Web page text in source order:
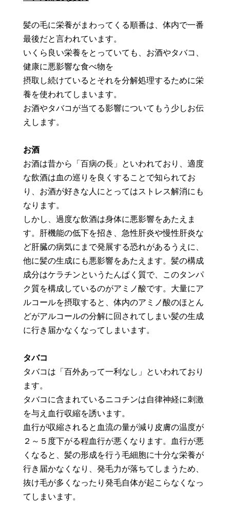
髪の毛に栄養がまわってくる順番は、体内で一番
最後だと言われています。
いくら良い栄養をとっていても、お酒やタバコ、
健康に悪影響な食べ物を
摂取し続けているとそれを分解処理するために栄
養を使われてしまいます。
お酒やタバコが当てる影響についてもう少しお伝
えします。
お酒
お酒は昔から「百病の長」といわれており、適度
な飲酒は血の巡りを良くすることで知られてお
り、お酒が好きな人にとってはストレス解消にも
なります。
しかし、過度な飲酒は身体に悪影響をあたえま
す。肝機能の低下を招き、急性肝炎や慢性肝炎な
ど肝臓の病気にまで発展する恐れがあるうえに、
他に髪の生成にも悪影響をあたえます。髪の構成
成分はケラチンというたんぱく質で、このタンパ
ク質を構成しているのがアミノ酸です。大量にア
ルコールを摂取すると、体内のアミノ酸のほとん
どがアルコールの分解に回されてしまい髪の生成
に行き届かなくなってしまいます。
タバコ
タバコは「百外あって一利なし」といわれており
ます。
タバコに含まれているニコチンは自律神経に刺激
を与え血行収縮を誘います。
血行が収縮されると血流の量が減り皮膚の温度が
２～５度下がる程血行が悪くなります。血行が悪
くなると、髪の形成を行う毛細胞に十分な栄養が
行き届かなくなり、発毛力が落ちてしまうため、
抜け毛が多くなったり発毛自体が起こらなくなっ
てしまいます。